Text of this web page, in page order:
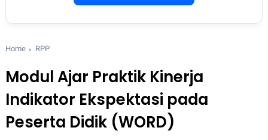
Home RPP
Modul Ajar Praktik Kinerja
Indikator Ekspektasi pada
Peserta Didik (WORD)